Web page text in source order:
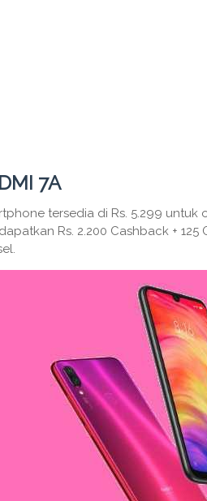
7A
tersedia di Rs. 5.299 untuk
Rs. 2.200 Cashback +